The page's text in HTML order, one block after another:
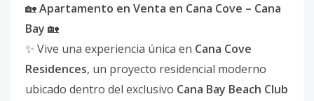
🏡Apartamento en Venta en Cana Cove – Cana
Bay 🏡
✨ Vive una experiencia única en Cana Cove
Residences, un proyecto residencial moderno
ubicado dentro del exclusivo Cana Bay Beach Club